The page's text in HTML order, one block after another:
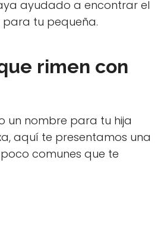
ayudado a encontrar el
tu pequeña.
rimen con
un nombre para tu hija
aquí te presentamos una
comunes que te